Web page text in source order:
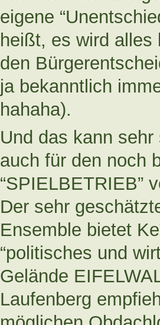
eigene
heißt, es wird alles
den
ja bekanntlich
hahaha).
Und das kann
auch für den noch
“SPIELBETRIEB”
Der sehr
Ensemble bietet
“politisches und
Gelände
Laufenberg